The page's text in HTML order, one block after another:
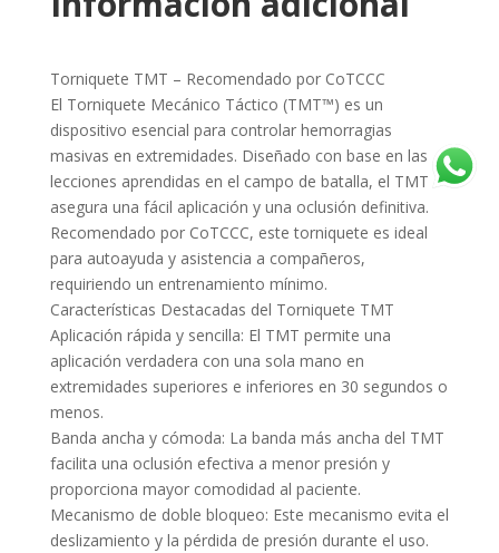
Torniquete TMT – Recomendado por CoTCCC
El Torniquete Mecánico Táctico (TMT™) es un
dispositivo esencial para controlar hemorragias
masivas en extremidades. Diseñado con base en las
lecciones aprendidas en el campo de batalla, el TMT
asegura una fácil aplicación y una oclusión definitiva.
Recomendado por CoTCCC, este torniquete es ideal
para autoayuda y asistencia a compañeros,
requiriendo un entrenamiento mínimo.
Características Destacadas del Torniquete TMT
Aplicación rápida y sencilla: El TMT permite una
aplicación verdadera con una sola mano en
extremidades superiores e inferiores en 30 segundos o
menos.
Banda ancha y cómoda: La banda más ancha del TMT
facilita una oclusión efectiva a menor presión y
proporciona mayor comodidad al paciente.
Mecanismo de doble bloqueo: Este mecanismo evita el
deslizamiento y la pérdida de presión durante el uso.